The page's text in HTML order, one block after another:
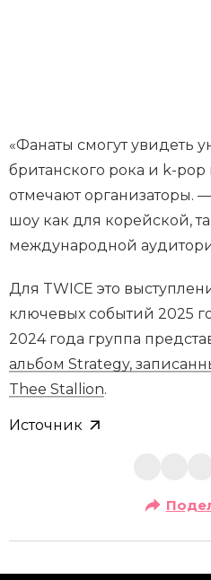
«Фанаты смогут увидеть
британского рока и k-
отмечают организаторы.
шоу как для корейской,
международной
Для TWICE это
ключевых событий 2025
2024 года группа
альбом Strategy,
Thee Stallion.
Источник